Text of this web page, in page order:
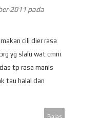
2011 pada
cili dier rasa
yg slalu wat cmni
tp rasa manis
tau halal dan
Balas